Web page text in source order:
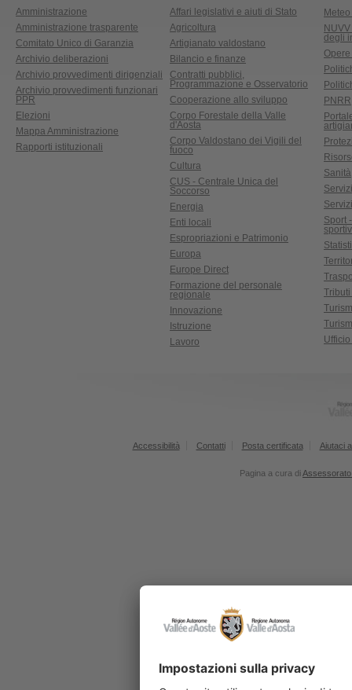
Amministrazione
Amministrazione trasparente
Comitato Unico di Garanzia
Archivio deliberazioni
Archivio provvedimenti dirigenziali
Archivio provvedimenti funzionari
PPR
Elezioni
Mappa Amministrazione
Rapporti istituzionali
Affari legislativi e aiuti di Stato
Agricoltura
Artigianato valdostano
Bilancio e finanze
Contratti pubblici,
Programmazione e Osservatorio
Cooperazione allo sviluppo
Corpo Forestale della Valle
d'Aosta
Corpo Valdostano dei Vigili del
fuoco
Cultura
CUS - Centrale Unica del
Soccorso
Energia
Enti locali
Espropriazioni e Patrimonio
Europa
Europe Direct
Formazione del personale
regionale
Innovazione
Istruzione
Lavoro
degli
PNRR
Sanità
Sport
Accessibilità Contatti Posta certificata Aiutaci
Pagina a cura di